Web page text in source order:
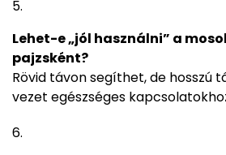
Lehet-e „jól használni” a
pajzsként?
Rövid távon segíthet, de hosszú
vezet egészséges